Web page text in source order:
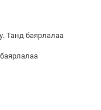
Танд баярлалаа